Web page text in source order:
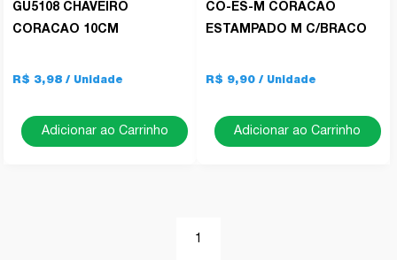
GU5108 CHAVEIRO
CORACAO 10CM
R$ 3,98
Adicionar ao Carrinho
CO-ES-M CORACAO
ESTAMPADO M C/BRACO
R$ 9,90
Adicionar ao Carrinho
1